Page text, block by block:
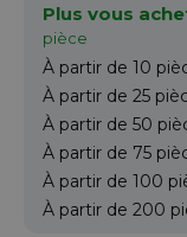
Plus vous
pièce
À partir de 10
À partir de 25
À partir de 50
À partir de 75
À partir de 100
À partir de 200